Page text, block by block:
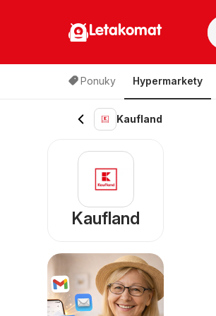
Letakomat
Ponuky Hypermarkety
Kaufland
Kaufland